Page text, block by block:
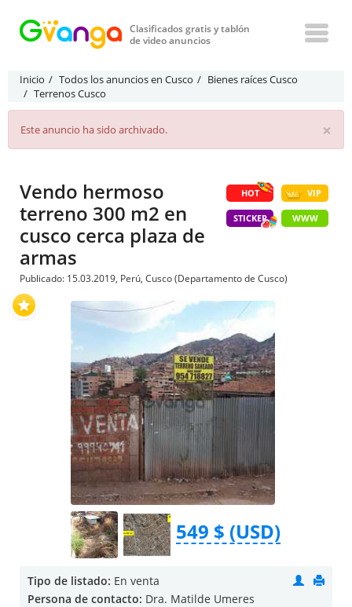
Clasificados gratis y tablón
de video anuncios
Inicio Todos los anuncios en Cusco
Bienes raíces Cusco
Terrenos Cusco
×
Este anuncio ha sido archivado.
HOT VIP
STICKER WWW
Vendo hermoso
terreno 300 m2 en
cusco cerca plaza de
armas
Publicado: 15.03.2019, Perú, Cusco (Departamento de Cusco)
549 $ (USD)
Tipo de listado: En venta
Persona de contacto: Dra. Matilde Umeres